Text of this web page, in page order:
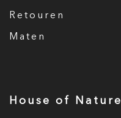
Retouren
Maten
House of Nature